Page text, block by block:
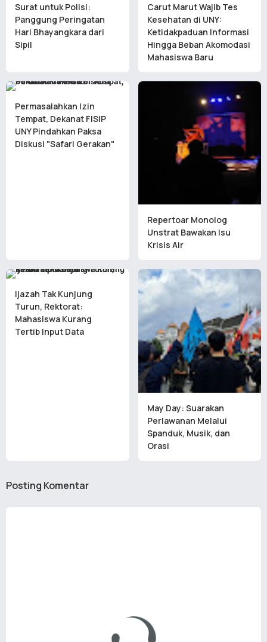
Surat untuk Polisi:
Panggung Peringatan
Hari Bhayangkara dari
Sipil
Carut Marut Wajib Tes
Kesehatan di UNY:
Ketidakpaduan Informasi
Hingga Beban Akomodasi
Mahasiswa Baru
Permasalahkan Izin
Tempat, Dekanat FISIP
UNY Pindahkan Paksa
Diskusi "Safari Gerakan"
Repertoar Monolog
Unstrat Bawakan Isu
Krisis Air
Ijazah Tak Kunjung
Turun, Rektorat:
Mahasiswa Kurang
Tertib Input Data
May Day: Suarakan
Perlawanan Melalui
Spanduk, Musik, dan
Orasi
Posting Komentar